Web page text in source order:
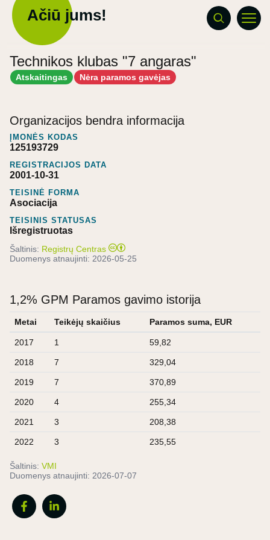
Ačiū jums!
Technikos klubas "7 angaras"
Atskaitingas Nėra paramos gavėjas
Organizacijos bendra informacija
ĮMONĖS KODAS
125193729
REGISTRACIJOS DATA
2001-10-31
TEISINĖ FORMA
Asociacija
TEISINIS STATUSAS
Išregistruotas
Šaltinis: Registrų Centras
Duomenys atnaujinti: 2026-05-25
1,2% GPM Paramos gavimo istorija
Metai Teikėjų skaičius Paramos suma, EUR
2017 1 59,82
2018 7 329,04
2019 7 370,89
2020 4 255,34
2021 3 208,38
2022 3 235,55
Šaltinis: VMI
Duomenys atnaujinti: 2026-07-07